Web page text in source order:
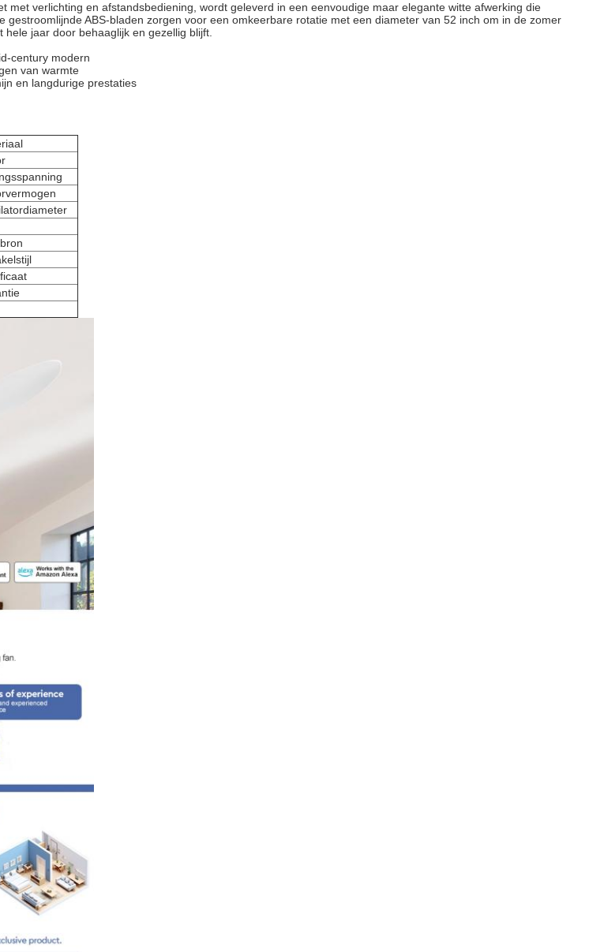
verlichting en afstandsbediening, wordt geleverd in een eenvoudige maar elegante witte afwerking die
ABS-bladen zorgen voor een omkeerbare rotatie met een diameter van 52 inch om in de zomer
jaar door behaaglijk en gezellig blijft.
century modern
van warmte
en langdurige prestaties